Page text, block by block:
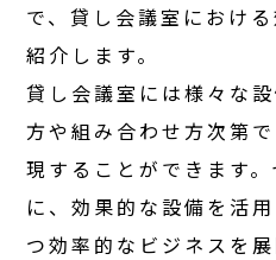
で、貸し会議室におけ
紹介します。
貸し会議室には様々な
方や組み合わせ方次第
現することができます
に、効果的な設備を活
つ効率的なビジネスを